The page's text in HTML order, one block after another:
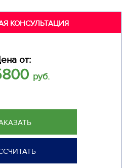
КОНСУЛЬТАЦИЯ
от:
руб.